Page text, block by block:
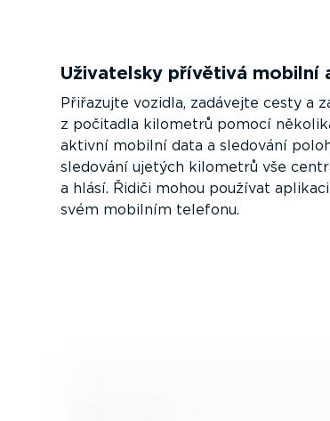
Uživatelsky přívětivá mobilní
Přiřazujte vozidla, zadávejte cesty a
z počitadla kilometrů pomocí
aktivní mobilní data a sledování
sledování ujetých kilometrů vše
a hlásí. Řidiči mohou používat
svém mobilním telefonu.